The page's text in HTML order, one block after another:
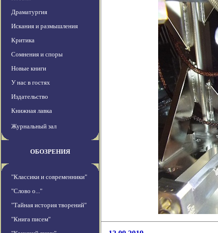
Драматургия
Искания и размышления
Критика
Сомнения и споры
Новые книги
У нас в гостях
Издательство
Книжная лавка
Журнальный зал
ОБОЗРЕНИЯ
"Классики и современники"
"Слово о..."
"Тайная история творений"
"Книга писем"